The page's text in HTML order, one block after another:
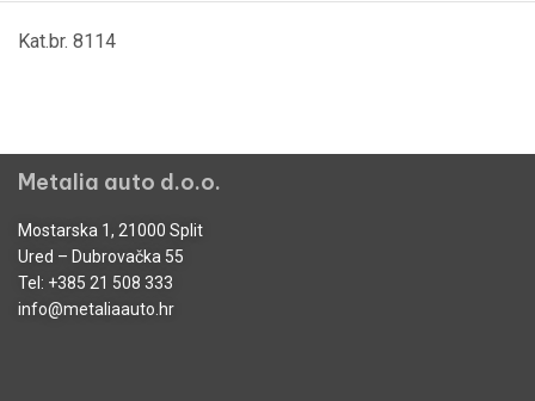
Kat.br. 8114
Metalia auto d.o.o.
Mostarska 1, 21000 Split
Ured – Dubrovačka 55
Tel: +385 21 508 333
info@metaliaauto.hr